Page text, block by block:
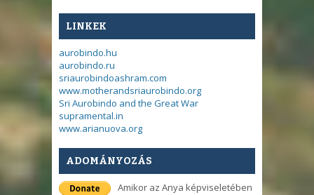
LINKEK
aurobindo.hu
aurobindo.ru
sriaurobindoashram.com
www.motherandsriaurobindo.org
Sri Aurobindo and the Great War
supramental.in
www.arianuova.org
ADOMÁNYOZÁS
Amikor az Anya képviseletében